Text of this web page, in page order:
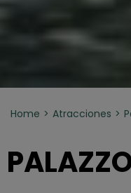
Home Atracciones